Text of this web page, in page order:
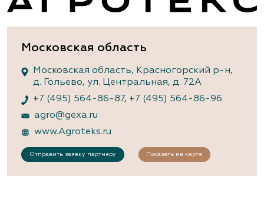
Московская область
Московская область, Красногорский р-н,
д. Гольево, ул. Центральная, д. 72А
+7 (495) 564-86-87, +7 (495) 564-86-96
agro@gexa.ru
www.Agroteks.ru
Отправить заявку партнеру Показать на карте